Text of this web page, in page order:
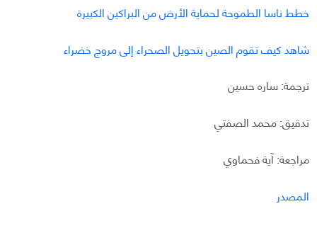
خطط ناسا الطموحة لحماية الأرض من البراكين الكبيرة
شاهد كيف تقوم الصين بتحويل الصحراء إلى مروج خضراء
ترجمة: ساره حسين
تدقيق: محمد الصفتي
مراجعة: آية فحماوي
المصدر